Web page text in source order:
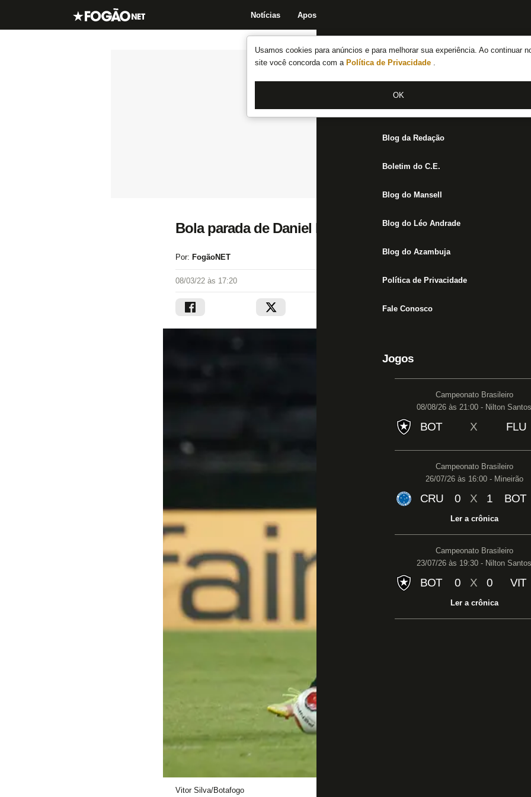
Usamos cookies para anúncios e para melhorar sua experiência. Ao continuar
site você concorda com a Política de Privacidade .
OK
Notícias Apostas
Notícias do Botafogo
Fórum
Jogos
Blog da Redação
Boletim do C.E.
Blog do Mansell
Blog do Léo Andrade
Blog do Azambuja
Política de Privacidade
Fale Conosco
Jogos
Campeonato Brasileiro
08/08/26 às 21:00 - Nilton Santos
BOT X FLU
Campeonato Brasileiro
26/07/26 às 16:00 - Mineirão
CRU 0 X 1 BOT
Ler a crônica
Campeonato Brasileiro
23/07/26 às 19:30 - Nilton Santos
BOT 0 X 0 VIT
Ler a crônica
Bola parada de Daniel Borges vira arma do Botafogo em
Por: FogãoNET
08/03/22 às 17:20
Vitor Silva/Botafogo